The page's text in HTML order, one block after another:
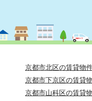
京都市北区の賃貸物
京都市下京区の賃貸
京都市山科区の賃貸